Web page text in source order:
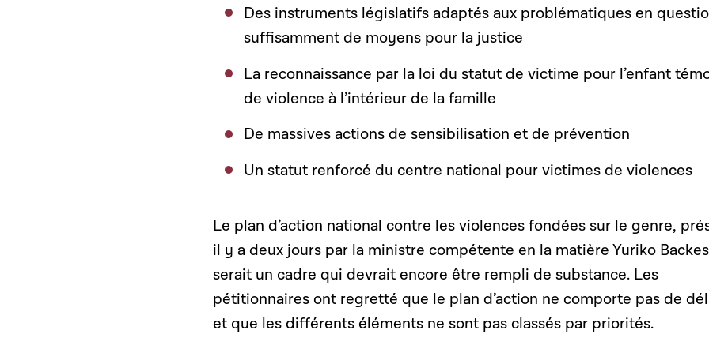
Des instruments législatifs adaptés aux problématiques en
suffisamment de moyens pour la justice
La reconnaissance par la loi du statut de victime pour l’enfant
de violence à l’intérieur de la famille
De massives actions de sensibilisation et de prévention
Un statut renforcé du centre national pour victimes de violences
Le plan d’action national contre les violences fondées sur le genre,
il y a deux jours par la ministre compétente en la matière Yuriko Backes
serait un cadre qui devrait encore être rempli de substance. Les
pétitionnaires ont regretté que le plan d’action ne comporte pas de
et que les différents éléments ne sont pas classés par priorités.